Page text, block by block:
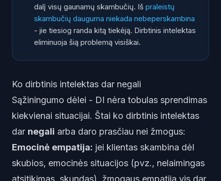
dalį visų gaunamų skambučių. Iš praleistų
skambučių dauguma niekada nebeperskambina
- jie tiesiog randa kitą tiekėją. Dirbtinis intelektas
eliminuoja šią problemą visiškai.
Ko dirbtinis intelektas dar negali
Sąžiningumo dėlei - DI nėra tobulas sprendimas
kiekvienai situacijai. Štai ko dirbtinis intelektas
dar negali arba daro prasčiau nei žmogus:
Emocinė empatija: jei klientas skambina dėl
skubios, emocinės situacijos (pvz., nelaimingas
atsitikimas, skundas), žmogaus empatija vis dar